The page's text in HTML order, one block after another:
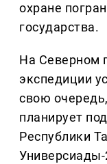
охране
государства.
На Северном
экспедиции
свою
планирует
Республики
Универсиады-